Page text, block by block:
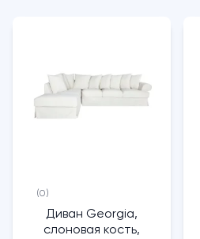
(0)
Диван Georgia,
слоновая кость,